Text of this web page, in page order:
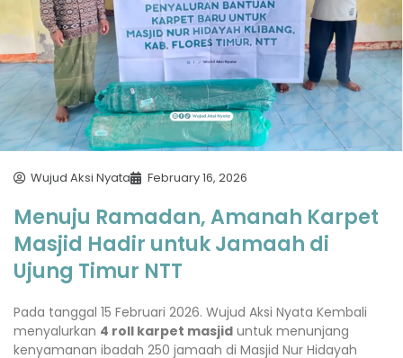
Wujud Aksi Nyata February 16, 2026
Menuju Ramadan, Amanah Karpet
Masjid Hadir untuk Jamaah di
Ujung Timur NTT
Pada tanggal 15 Februari 2026. Wujud Aksi Nyata Kembali
menyalurkan 4 roll karpet masjid untuk menunjang
kenyamanan ibadah 250 jamaah di Masjid Nur Hidayah